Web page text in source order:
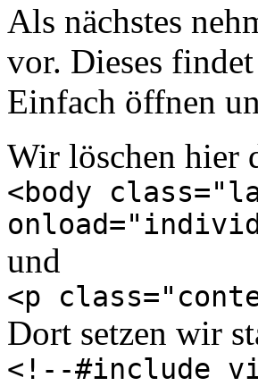
Als nächstes
vor. Dieses
Einfach öffnen
Wir löschen hier
<body
und
<p
Dort setzen wir
<!--#include